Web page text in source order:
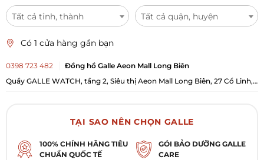
Tất cả tỉnh, thành Tất cả quận, huyện
Có 1 cửa hàng gần bạn
0398 723 482
Đồng hồ Galle Aeon Mall Long Biên
Quầy GALLE WATCH, tầng 2, Siêu thị Aeon Mall Long Biên, 27 Cổ Linh,
TẠI SAO NÊN CHỌN GALLE
100% CHÍNH HÃNG TIÊU
CHUẨN QUỐC TẾ
GÓI BẢO DƯỠNG GALLE
CARE